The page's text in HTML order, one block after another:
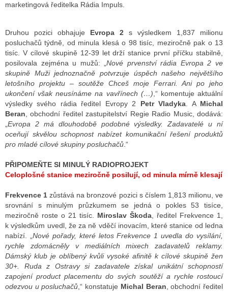
marketingová ředitelka Rádia Impuls.
Druhou pozici obhajuje Evropa 2 s výsledkem 1,837 milionu
posluchačů týdně, od minula klesá o 98 tisíc, meziročně pak o 13
tisíc. V cílové skupině 12-39 let drží stanice první příčku stabilně,
posilovala zejména u mužů: „Nové prvenství rádia Evropa 2 ve
skupině Muži jednoznačně potvrzuje úspěch našeho největšího
letošního projektu – soutěže Chceš moje Ferrari. Ani po jeho
ukončení však neusínáme na vavřínech (…) ,“ komentuje aktuální
výsledky svého rádia ředitel Evropy 2 Petr Vladyka . A Michal
Beran , obchodní ředitel zastupitelství Regie Radio Music, dodává:
Evropa 2 má dlouhodobě podobné výsledky. Zadavatelé u ní
oceňují skvělou schopnost nabízet komunikační řešení produktů
pro mladé cílové skupiny posluchačů .“
PŘIPOMEŇTE SI MINULÝ RADIOPROJEKT
Celoplošné stanice meziročně posilují, od minula mírně klesají
Frekvence 1 zůstává na bronzové pozici s číslem 1,813 milionu, ve
srovnání s minulým průzkumem se jedná o pokles 53 tisíce,
meziročně roste o 21 tisíc. Miroslav Škoda , ředitel Frekvence 1,
k výsledkům uvedl, že za ně vděčí inovacím, které stanice od ledna
nabízí. „ Nové pořady, které letos Frekvence 1 uvedla do vysílání,
rychle zdomácněly v mediálních mixech zadavatelů reklamy.
Dámský klub je oblíbený kvůli vysoké afinitě k cílové skupině žen
30+. Ruda z Ostravy si zadavatele získal unikátní schopností
zapojení product placementu do svých soutěží a rychle rostoucí
odezvou u posluchačů ,“ konstatuje Michal Beran , obchodní ředitel